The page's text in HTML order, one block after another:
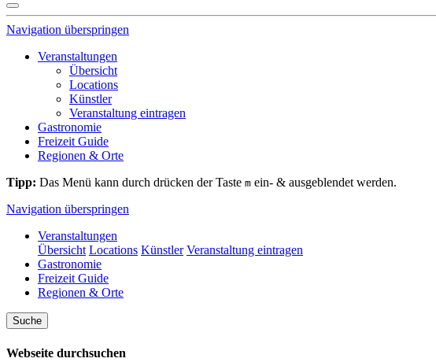
Navigation überspringen
Veranstaltungen
Übersicht
Locations
Künstler
Veranstaltung eintragen
Gastronomie
Freizeit Guide
Regionen & Orte
Tipp: Das Menü kann durch drücken der Taste m ein- & ausgeblendet werden.
Navigation überspringen
Veranstaltungen
Übersicht Locations Künstler Veranstaltung eintragen
Gastronomie
Freizeit Guide
Regionen & Orte
Suche
Webseite durchsuchen